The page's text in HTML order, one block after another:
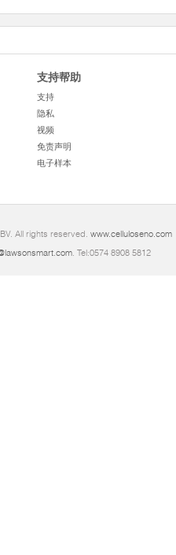
支持帮助
支持
隐私
视频
免责声明
电子样本
All rights reserved. www.celluloseno.com
. Tel:0574 8908 5812